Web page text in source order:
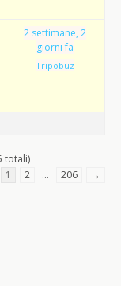
2 settimane, 2
giorni fa
Tripobuz
totali)
1
2 … 206 →